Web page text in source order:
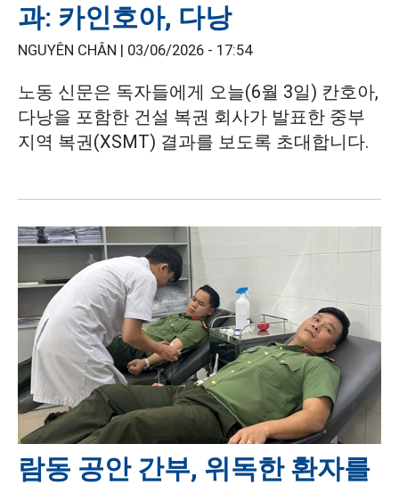
과: 카인호아, 다낭
NGUYÊN CHÂN | 03/06/2026 - 17:54
노동 신문은 독자들에게 오늘(6월 3일) 칸호아,
다낭을 포함한 건설 복권 회사가 발표한 중부
지역 복권(XSMT) 결과를 보도록 초대합니다.
람동 공안 간부, 위독한 환자를